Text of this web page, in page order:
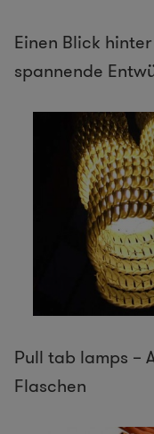
Einen Blick
spannende
Pull tab lamps –
Flaschen